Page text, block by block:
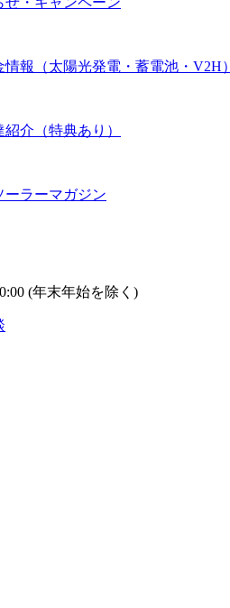
情報（太陽光発電・蓄電池・V2H）
紹介（特典あり）
ーラーマガジン
(年末年始を除く)